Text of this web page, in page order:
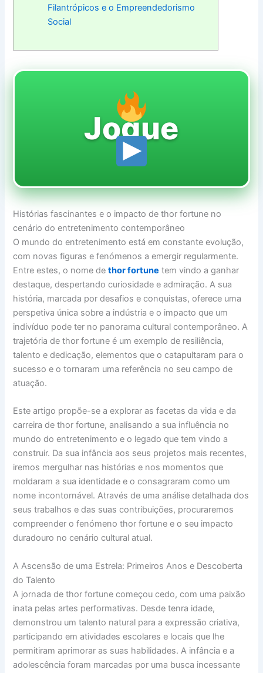
Filantrópicos e o Empreendedorismo
Social
Jogue
Histórias fascinantes e o impacto de thor fortune no
cenário do entretenimento contemporâneo
O mundo do entretenimento está em constante evolução,
com novas figuras e fenómenos a emergir regularmente.
Entre estes, o nome dethor fortune tem vindo a ganhar
destaque, despertando curiosidade e admiração. A sua
história, marcada por desafios e conquistas, oferece uma
perspetiva única sobre a indústria e o impacto que um
indivíduo pode ter no panorama cultural contemporâneo. A
trajetória de thor fortune é um exemplo de resiliência,
talento e dedicação, elementos que o catapultaram para o
sucesso e o tornaram uma referência no seu campo de
atuação.
Este artigo propõe-se a explorar as facetas da vida e da
carreira de thor fortune, analisando a sua influência no
mundo do entretenimento e o legado que tem vindo a
construir. Da sua infância aos seus projetos mais recentes,
iremos mergulhar nas histórias e nos momentos que
moldaram a sua identidade e o consagraram como um
nome incontornável. Através de uma análise detalhada dos
seus trabalhos e das suas contribuições, procuraremos
compreender o fenómeno thor fortune e o seu impacto
duradouro no cenário cultural atual.
A Ascensão de uma Estrela: Primeiros Anos e Descoberta
do Talento
A jornada de thor fortune começou cedo, com uma paixão
inata pelas artes performativas. Desde tenra idade,
demonstrou um talento natural para a expressão criativa,
participando em atividades escolares e locais que lhe
permitiram aprimorar as suas habilidades. A infância e a
adolescência foram marcadas por uma busca incessante